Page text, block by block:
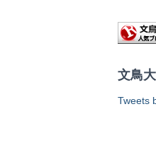
文鳥
Tweets